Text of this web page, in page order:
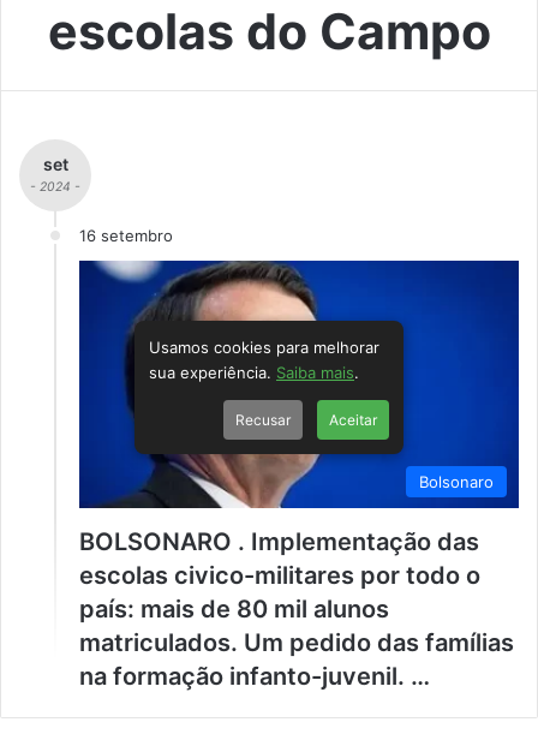
escolas do Campo
set
- 2024 -
16 setembro
Bolsonaro
BOLSONARO . Implementação das
escolas civico-militares por todo o
país: mais de 80 mil alunos
matriculados. Um pedido das famílias
na formação infanto-juvenil. …
Usamos cookies para melhorar
sua experiência. Saiba mais.
Recusar Aceitar